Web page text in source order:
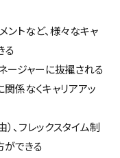
トなど、様々なキャ
る
ージャーに抜擢される
係なくキャリアアッ
、フレックスタイム制
ができる